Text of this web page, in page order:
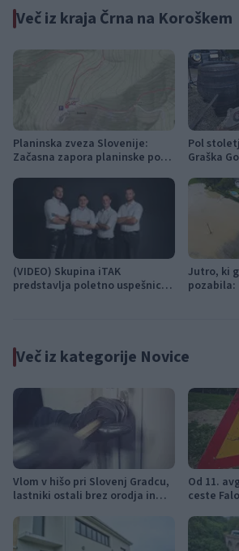
Več iz kraja Črna na Koroškem
Planinska zveza Slovenije:
Začasna zapora planinske poti
kmetiji Bukovnik
Pol
Graška
zabavne
(VIDEO) Skupina iTAK
predstavlja poletno uspešnico
Jutro, ki
pozabila:
Več iz kategorije Novice
Vlom v hišo pri Slovenj Gradcu,
lastniki ostali brez orodja in
Od 11.
ceste